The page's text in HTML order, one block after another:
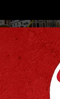
53.5186
SPOR SAĞLIK